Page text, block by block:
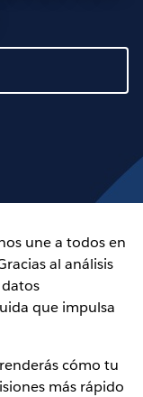
une a todos en
al análisis
que impulsa
cómo tu
más rápido